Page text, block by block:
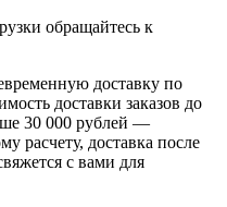
обращайтесь к
доставку по
доставки заказов до
30 000 рублей —
расчету, доставка после
с вами для